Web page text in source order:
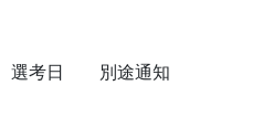
選考日 別途通知